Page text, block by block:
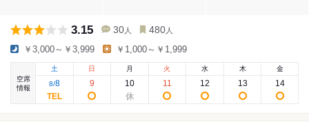
3.15 30 人 480 人
￥3,000～￥3,999 ￥1,000～￥1,999
空席
情報
土
8/8
日
9
月
10
火
11
水
12
木
13
金
14